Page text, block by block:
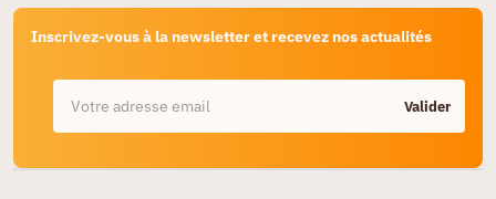
Inscrivez-vous à la newsletter et recevez nos actualités
Valider